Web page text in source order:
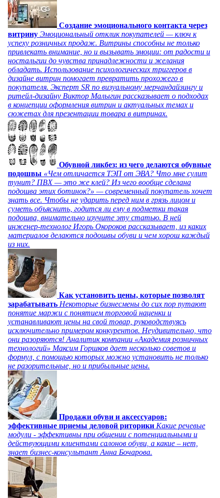
Создание эмоционального контакта через
витрину Эмоциональный отклик покупателей — ключ к
успеху розничных продаж. Витрины способны не только
привлекать внимание, но и вызывать эмоции: от радости и
ностальгии до чувства принадлежности и желания
обладать. Использование психологических триггеров в
дизайне витрин помогает превратить прохожего в
покупателя. Эксперт SR по визуальному мерчандайзингу и
ритейл-дизайну Виктор Малыгин рассказывает о подходах
в концепции оформления витрин и актуальных темах и
сюжетах для презентации товара в витринах.
Обувной ликбез: из чего делаются обувные
подошвы «Чем отличается ТЭП от ЭВА? Что мне сулит
тунит? ПВХ — это же клей? Из чего вообще сделана
подошва этих ботинок?» — современный покупатель хочет
знать все. Чтобы не ударить перед ним в грязь лицом и
суметь объяснить, годится ли ему в подметки такая
подошва, внимательно изучите эту статью. В ней
инженер-технолог Игорь Окороков рассказывает, из каких
материалов делаются подошвы обуви и чем хорош каждый
из них.
Как установить цены, которые позволят
зарабатывать Некоторые бизнесмены до сих пор путают
понятие маржи с понятием торговой наценки и
устанавливают цены на свой товар, руководствуясь
исключительно примером конкурентов. Неудивительно, что
они разоряются! Аналитик компании «Академия розничных
технологий» Максим Горшков дает несколько советов и
формул, с помощью которых можно установить не только
не разорительные, но и прибыльные цены.
Продажи обуви и аксессуаров:
эффективные приемы деловой риторики Какие речевые
модули - эффективны при общении с потенциальными и
действующими клиентами салонов обуви, а какие – нет,
знает бизнес-консультант Анна Бочарова.